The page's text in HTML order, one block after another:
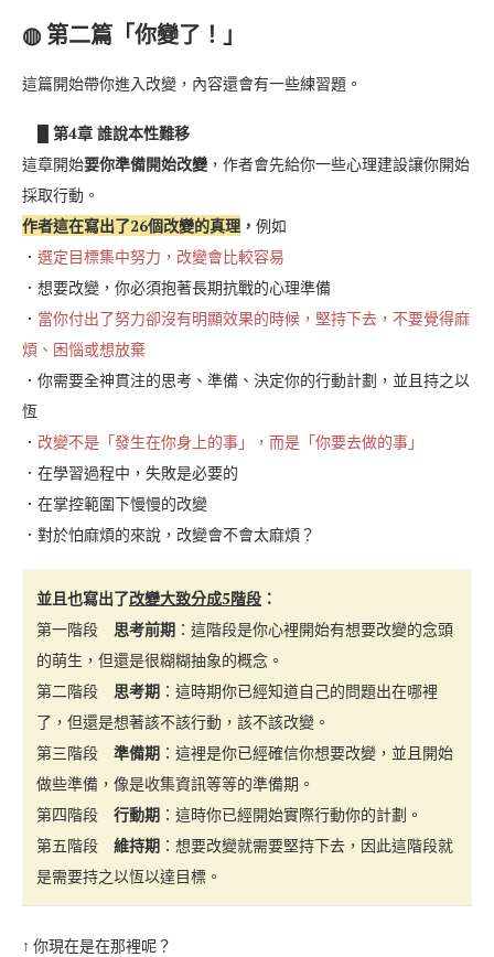
◍ 第二篇「你變了！」
這篇開始帶你進入改變，內容還會有一些練習題。
█ 第4章 誰說本性難移
這章開始要你準備開始改變 ，作者會先給你一些心理建設讓你開始
採取行動。
作者這在寫出了26個改變的真理 ， 例如
． 選定目標集中努力，改變會比較容易
．想要改變，你必須抱著長期抗戰的心理準備
． 當你付出了努力卻沒有明顯效果的時候，堅持下去，不要覺得麻
煩、困惱或想放棄
．你需要全神貫注的思考、準備、決定你的行動計劃，並且持之以
恆
． 改變不是「發生在你身上的事」，而是「你要去做的事」
．在學習過程中，失敗是必要的
．在掌控範圍下慢慢的改變
．對於怕麻煩的來說，改變會不會太麻煩？
並且也寫出了改變大致分成5階段 ：
第一階段 思考前期 ：這階段是你心裡開始有想要改變的念頭
的萌生，但還是很糊糊抽象的概念。
第二階段 思考期 ：這時期你已經知道自己的問題出在哪裡
了，但還是想著該不該行動，該不該改變。
第三階段 準備期 ：這裡是你已經確信你想要改變，並且開始
做些準備，像是收集資訊等等的準備期。
第四階段 行動期 ：這時你已經開始實際行動你的計劃。
第五階段 維持期 ：想要改變就需要堅持下去，因此這階段就
是需要持之以恆以達目標。
↑ 你現在是在那裡呢？